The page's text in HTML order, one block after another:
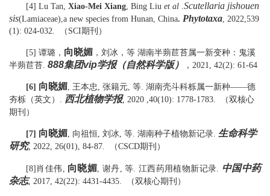
[4] Lu Tan, Xiao-Mei Xiang, Bing Liu et al .Scutellaria jishouen
sis(Lamiaceae),a new species from Hunan, China. Phytotaxa, 2022,539
(1): 024-032. （ SCI期刊）
[5] 谭璐， 向晓媚 ，刘冰 ， 等 湖南半蒴苣苔属一新变种：鬼溪
半蒴苣苔. 888集团vip学报（自然科学版） ， 2021, 42(2): 61-64
[6] 向晓媚, 王本忠, 张籍元, 等. 湖南壳斗科栎属一新种——德
夯栎（英文） . 西北植物学报, 2020 ,40(10): 1778-1783.
（双核心
期刊）
[7] 向晓媚, 向祖恒, 刘冰, 等. 湖南种子植物新记录. 生命科学
研究, 2022, 26(01), 84-87. （CSCD期刊）
[8] 肖佳伟, 向晓媚, 谢丹, 等. 江西药用植物新记录. 中国中药
杂志, 2017, 42(22): 4431-4435. （双核心期刊）